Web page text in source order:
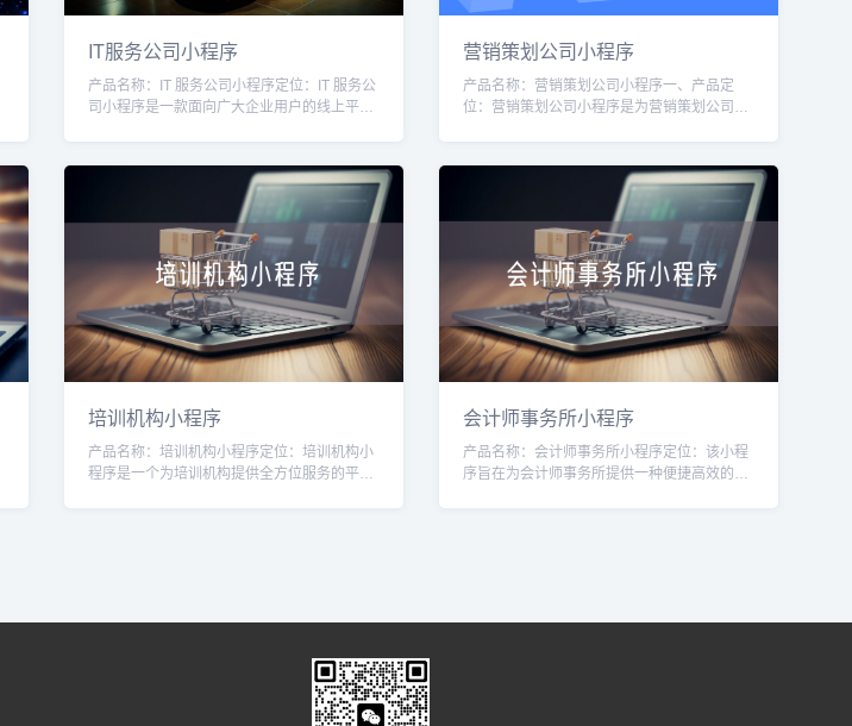
IT服务公司小程序
产品名称：IT 服务公司小程序定位：IT 服务公
司小程序是一款面向广大企业用户的线上平
营销策划公司小程序
产品名称：营销策划公司小程序一、产品定
位：营销策划公司小程序是为营销策划公司打
培训机构小程序
产品名称：培训机构小程序定位：培训机构小
程序是一个为培训机构提供全方位服务的平
会计师事务所小程序
产品名称：会计师事务所小程序定位：该小程
序旨在为会计师事务所提供一种便捷高效的工